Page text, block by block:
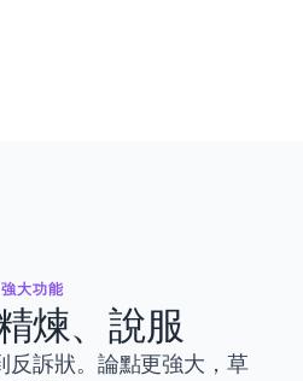
強大功能
煉、說服
反訴狀。論點更強大，草